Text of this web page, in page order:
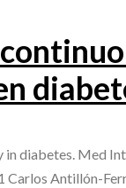
in diabetes. Med
Antillón-